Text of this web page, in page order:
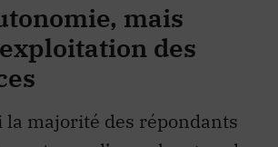
mais
des
la majorité des répondants